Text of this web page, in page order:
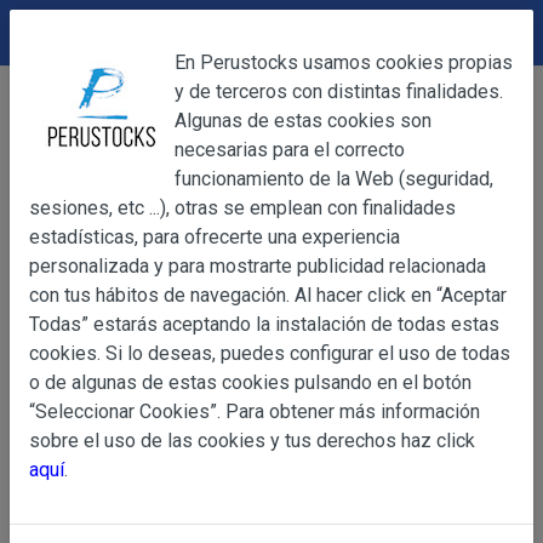
Artesanía
Porta Incienso
Porta Incienso Artesanal 027
OBJETO
Información
Básica
sobre
de Datos
OBJETO
Las presentes Condiciones Generales regulan la
web www.perustocks.es, del que es titular ALBERT
YACARINE (en adelante, PERUSTOCKS).
La adquisición de cualesquiera de los productos
DEVOLUCIONES
En Perustocks usamos cookies propias
y de terceros con distintas finalidades.
Algunas de estas cookies son
necesarias para el correcto
funcionamiento de la Web (seguridad,
sesiones, etc ...), otras se emplean con finalidades
estadísticas, para ofrecerte una experiencia
personalizada y para mostrarte publicidad relacionada
con tus hábitos de navegación. Al hacer click en “Aceptar
Todas” estarás aceptando la instalación de todas estas
cookies. Si lo deseas, puedes configurar el uso de todas
o de algunas de estas cookies pulsando en el botón
“Seleccionar Cookies”. Para obtener más información
sobre el uso de las cookies y tus derechos haz click
aquí.